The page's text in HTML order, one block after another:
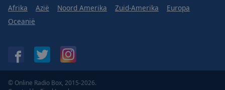
Afrika Azië Noord Amerika Zuid-Amerika
Europa
Oceanië
© Online Radio Box, 2015-2026.